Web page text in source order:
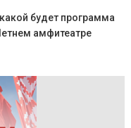
будет программа
амфитеатре